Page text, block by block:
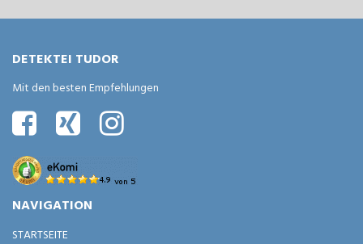
DETEKTEI TUDOR
Mit den besten Empfehlungen
NAVIGATION
STARTSEITE